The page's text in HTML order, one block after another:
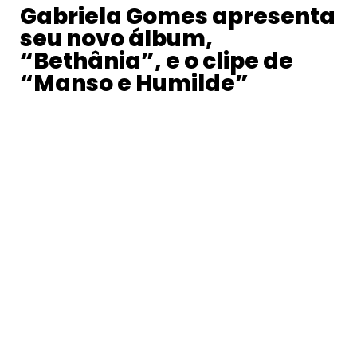
Gabriela Gomes apresenta
seu novo álbum,
“Bethânia”, e o clipe de
“Manso e Humilde”